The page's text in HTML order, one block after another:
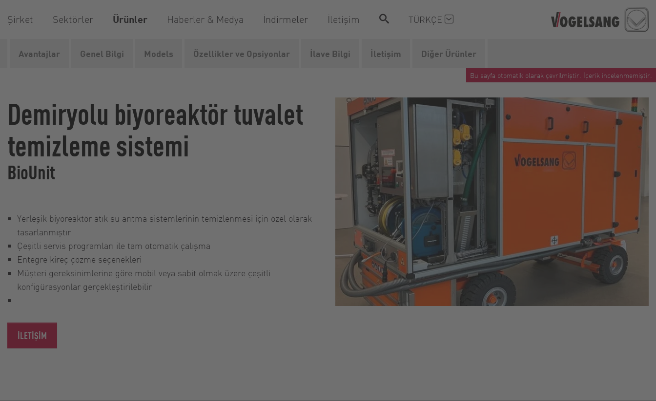
Şirket Sektörler Ürünler Haberler & Medya İndirmeler İletişim TÜRKÇE
Vogelsang Ürünler Tedarik ve bertaraf sistemleri Demiryolu BioUnit
Bu sayfa otomatik olarak çevrilmiştir. İçerik incelenmemiştir.
Demiryolu biyoreaktör tuvalet
temizleme sistemi
BioUnit
Yerleşik biyoreaktör atık su arıtma sistemlerinin temizlenmesi için özel olarak
tasarlanmıştır
Çeşitli servis programları ile tam otomatik çalışma
Entegre kireç çözme seçenekleri
Müşteri gereksinimlerine göre mobil veya sabit olmak üzere çeşitli
konfigürasyonlar gerçekleştirilebilir
İLETIŞIM
Avantajlar Genel Bilgi Models Özellikler ve Opsiyonlar İlave Bilgi İletişim Diğer Ürünler